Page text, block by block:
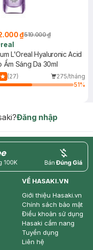
₫519.000 ₫
L'Oreal Hyaluronic Acid
Ẩm Sáng Da 30ml
(27)
275/tháng
51%
Đăng nhập
price
VỀ HASAKI.VN
Giới thiệu Hasaki.vn
Chính sách bảo mật
Điều khoản sử dụng
Hasaki cẩm nang
Tuyển dụng
Liên hệ